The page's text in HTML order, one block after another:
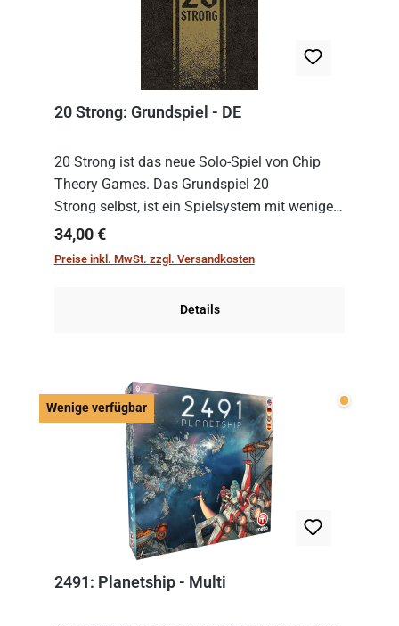
20 Strong: Grundspiel - DE
20 Strong ist das neue Solo-Spiel von Chip
Theory Games. Das Grundspiel 20
Strong selbst, ist ein Spielsystem mit wenigen,
einfachen Regeln. Um es zu spielen, muss es
immer mit einem Themenset ergänzt werden.
Regulärer Preis:
34,00 €
Preise inkl. MwSt. zzgl. Versandkosten
Details
Wenige verfügbar Wenige
2491: Planetship - Multi